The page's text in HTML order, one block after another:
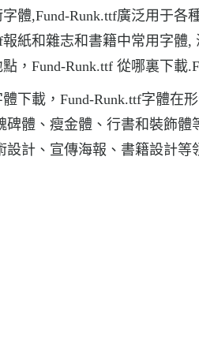
體,Fund-Runk.ttf廣泛用于各
紙和雜志和書籍中常用字
，Fund-Runk.ttf 從哪裏下載
下載，Fund-Runk.ttf字體在
體、瘦金體、行書和裝飾
計、宣傳海報、書籍設計等